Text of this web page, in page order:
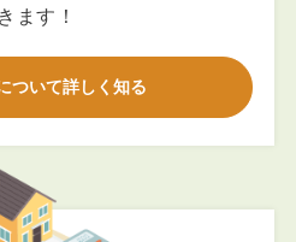
ます！
ついて詳しく知る